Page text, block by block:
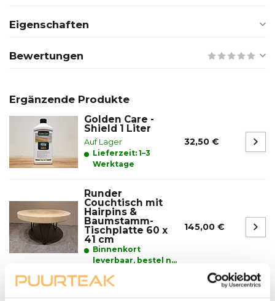
Eigenschaften
Bewertungen
Ergänzende Produkte
Golden Care -
Shield 1 Liter
Auf Lager
Lieferzeit: 1–3
Werktage
32,50 €
Runder
Couchtisch mit
Hairpins &
Baumstamm-
Tischplatte 60 x
41 cm
Binnenkort
leverbaar, bestel nu
uw product.
145,00 €